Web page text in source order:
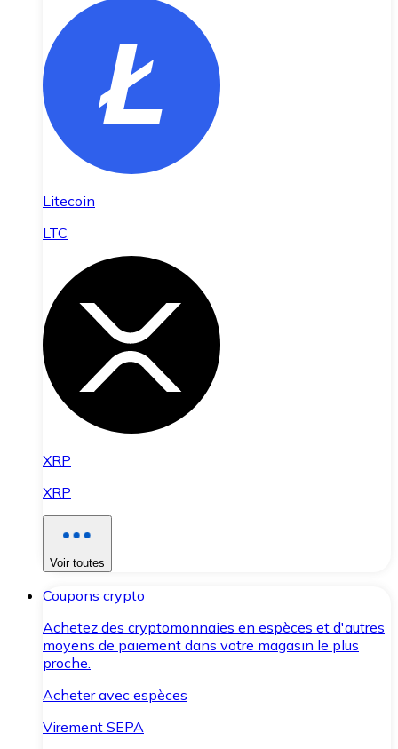
Litecoin
LTC
XRP
XRP
Voir toutes
Coupons crypto
Achetez des cryptomonnaies en espèces et d'autres
moyens de paiement dans votre magasin le plus
proche.
Acheter avec espèces
Virement SEPA